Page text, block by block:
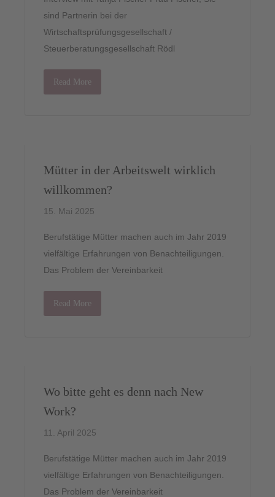
sind Partnerin bei der
Wirtschaftsprüfungsgesellschaft /
Steuerberatungsgesellschaft Rödl
Read More
Mütter in der Arbeitswelt wirklich
willkommen?
15. Mai 2025
Berufstätige Mütter machen auch im Jahr 2019
vielfältige Erfahrungen von Benachteiligungen.
Das Problem der Vereinbarkeit
Read More
Wo bitte geht es denn nach New
Work?
11. April 2025
Berufstätige Mütter machen auch im Jahr 2019
vielfältige Erfahrungen von Benachteiligungen.
Das Problem der Vereinbarkeit